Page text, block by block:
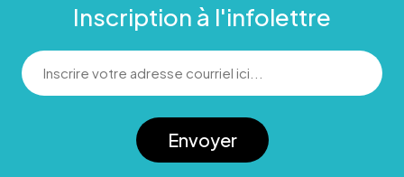
Inscription à l'infolettre
Envoyer